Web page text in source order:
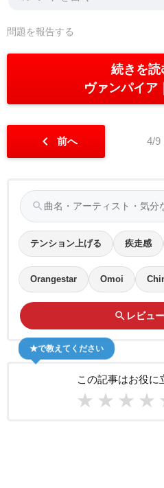
問題を報告する
続きを読
ヴァンパイア
chevron_left 前へ 4/9
search
テンション上げる 疾走感
Orangestar Omoi
search レビュ
この記事はお役に
★ ★ ★ ★
★で教えてください